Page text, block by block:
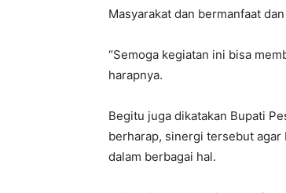
Masyarakat dan bermanfaat
“Semoga kegiatan ini bisa
harapnya.
Begitu juga dikatakan Bupati
berharap, sinergi tersebut
dalam berbagai hal.